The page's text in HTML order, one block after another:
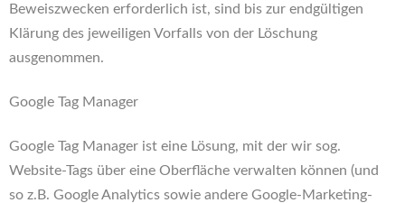
Beweiszwecken erforderlich ist, sind bis zur endgültigen
Klärung des jeweiligen Vorfalls von der Löschung
ausgenommen.
Google Tag Manager
Google Tag Manager ist eine Lösung, mit der wir sog.
Website-Tags über eine Oberfläche verwalten können (und
so z.B. Google Analytics sowie andere Google-Marketing-